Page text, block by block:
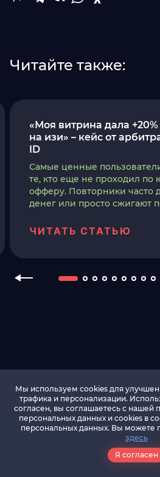
Читайте также:
«Моя витрина дала
на изи» – кейс от
ID
Самые ценные
те, кто еще не проходил по
офферу. Повторники часто
денег или просто сжигают
получали отказ.
ЧИТАТЬ СТАТЬЮ
ДОСТУПЫ
Вход
Мы используем cookies для
трафика и персонализации.
согласен, вы соглашаетесь с нашей
персональных данных и cookies в
персональных данных. Вы можете
здесь
Я согласен